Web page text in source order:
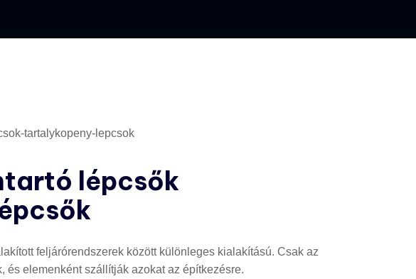
lépcsők
feljárórendszerek között különleges kialakítású. Csak az
és elemenként szállítják azokat az építkezésre.